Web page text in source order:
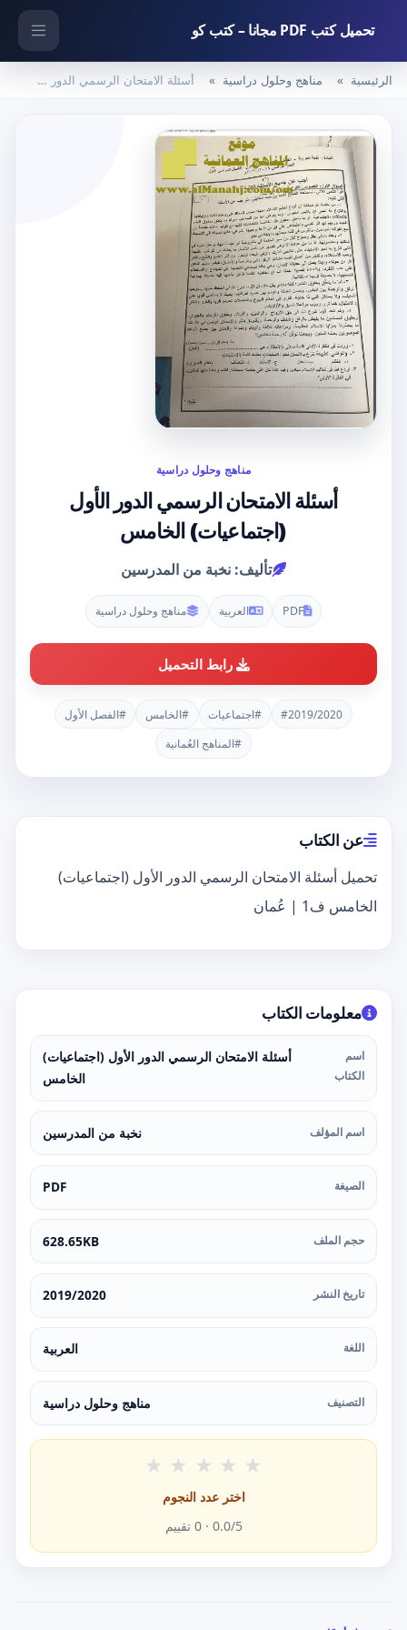
تحميل كتب PDF مجانا – كتب كو
الرئيسية مناهج وحلول دراسية أسئلة الامتحان الرسمي الدور الأول (اجتماعيات) الخامس
مناهج وحلول دراسية
أسئلة الامتحان الرسمي الدور الأول
(اجتماعيات) الخامس
تأليف: نخبة من المدرسين
PDF العربية مناهج وحلول دراسية
رابط التحميل
#2019/2020 #اجتماعيات #الخامس
#الفصل الأول
#المناهج العُمانية
عن الكتاب
تحميل أسئلة الامتحان الرسمي الدور الأول (اجتماعيات)
الخامس ف1 | عُمان
معلومات الكتاب
اسم
الكتاب
أسئلة الامتحان الرسمي الدور الأول (اجتماعيات)
الخامس
اسم المؤلف نخبة من المدرسين
الصيغة PDF
حجم الملف 628.65KB
تاريخ النشر 2019/2020
اللغة العربية
التصنيف مناهج وحلول دراسية
★ ★ ★ ★ ★
اختر عدد النجوم
0.0/5 ·
0 تقييم